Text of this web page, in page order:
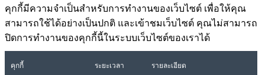
คุกกี้มีความจำเป็นสำหรับการทำงานของเว็บไซต์ เพื่อให้คุณ
สามารถใช้ได้อย่างเป็นปกติ และเข้าชมเว็บไซต์ คุณไม่สามารถ
ปิดการทำงานของคุกกี้นี้ในระบบเว็บไซต์ของเราได้
คุกกี้ ระยะเวลา รายละเอียด